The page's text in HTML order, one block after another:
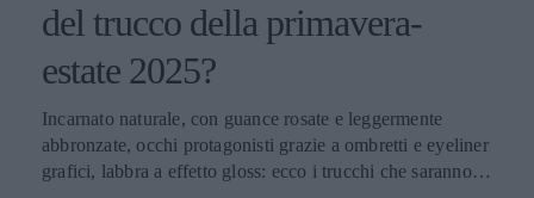
del trucco della primavera-
estate 2025?
Incarnato naturale, con guance rosate e leggermente
abbronzate, occhi protagonisti grazie a ombretti e eyeliner
grafici, labbra a effetto gloss: ecco i trucchi che saranno